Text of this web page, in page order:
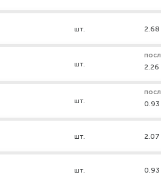
шт. 2.68
шт. 2.26
шт. 0.93
шт. 2.07
шт. 0.93